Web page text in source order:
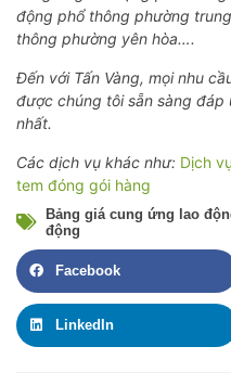
động phổ thông phường
thông phường yên hòa….
Đến với Tấn Vàng, mọi nhu
được chúng tôi sẵn sàng
nhất.
Các dịch vụ khác như: Dịch
tem đóng gói hàng
Bảng giá cung ứng lao
động
Facebook
LinkedIn